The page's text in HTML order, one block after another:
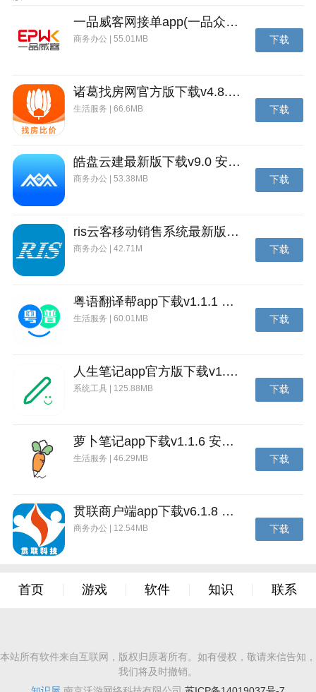
200多个不同阵营的英雄，数以百计的个性技能！
以简单的操作，轻松自在的享受游戏乐趣！
更新介绍
1.角色等级上限增加至300级；
2.空岛战玩法正式开放；
3.新增英雄皮肤功能；
一品威客网接单app(一品众包)下载v2.7.1 安卓最新版
商务办公 | 55.01MB 下载
诸葛找房网官方版下载v4.8.1.1 安卓最新版
生活服务 | 66.6MB 下载
皓盘云建最新版下载v9.0 安卓版
商务办公 | 53.38MB 下载
ris云客移动销售系统最新版下载v1.1.25 安卓手机版
商务办公 | 42.71M 下载
粤语翻译帮app下载v1.1.1 安卓版
生活服务 | 60.01MB 下载
人生笔记app官方版下载v1.19.4 安卓版
系统工具 | 125.88MB 下载
萝卜笔记app下载v1.1.6 安卓版
生活服务 | 46.29MB 下载
贯联商户端app下载v6.1.8 安卓版
商务办公 | 12.54MB 下载
首页 游戏 软件 知识 联系
本站所有软件来自互联网，版权归原著所有。如有侵权，敬请来信告知，
我们将及时撤销。